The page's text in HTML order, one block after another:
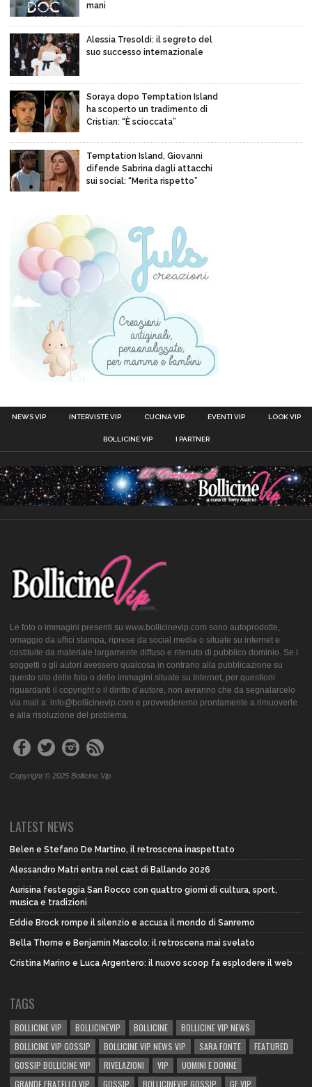
mani
Alessia Tresoldi: il segreto del
suo successo internazionale
Soraya dopo Temptation Island
ha scoperto un tradimento di
Cristian: “È scioccata”
Temptation Island, Giovanni
difende Sabrina dagli attacchi
sui social: “Merita rispetto”
NEWS VIP INTERVISTE VIP CUCINA VIP EVENTI VIP LOOK VIP
BOLLICINE VIP I PARTNER
Le foto o immagini presenti su www.bollicinevip.com sono autoprodotte,
omaggio da uffici stampa, riprese da social media o situate su internet e
costituite da materiale largamente diffuso e ritenuto di pubblico dominio. Se i
soggetti o gli autori avessero qualcosa in contrario alla pubblicazione su
questo sito delle foto o delle immagini situate su Internet, per questioni
riguardanti il copyright o il diritto d’autore, non avranno che da segnalarcelo
via mail a: info@bollicinevip.com e provvederemo prontamente a rimuoverle
e alla risoluzione del problema.
Copyright © 2025 Bollicine Vip
LATEST NEWS
Belen e Stefano De Martino, il retroscena inaspettato
Alessandro Matri entra nel cast di Ballando 2026
Aurisina festeggia San Rocco con quattro giorni di cultura, sport,
musica e tradizioni
Eddie Brock rompe il silenzio e accusa il mondo di Sanremo
Bella Thorne e Benjamin Mascolo: il retroscena mai svelato
Cristina Marino e Luca Argentero: il nuovo scoop fa esplodere il web
TAGS
BOLLICINE VIP BOLLICINEVIP BOLLICINE
BOLLICINE VIP NEWS
BOLLICINE VIP GOSSIP
BOLLICINE VIP NEWS VIP SARA FONTE
FEATURED
GOSSIP BOLLICINE VIP
RIVELAZIONI VIP
UOMINI E DONNE
GRANDE FRATELLO VIP
GOSSIP BOLLICINEVIP GOSSIP GF VIP